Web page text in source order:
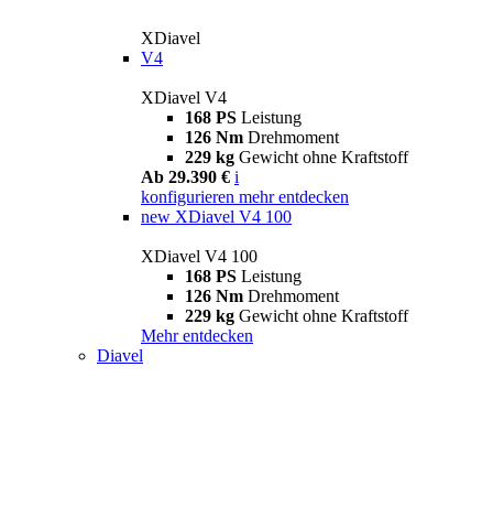
XDiavel
V4
XDiavel V4
168 PS Leistung
126 Nm Drehmoment
229 kg Gewicht ohne Kraftstoff
Ab 29.390 € i
konfigurieren mehr entdecken
new XDiavel V4 100
XDiavel V4 100
168 PS Leistung
126 Nm Drehmoment
229 kg Gewicht ohne Kraftstoff
Mehr entdecken
Diavel